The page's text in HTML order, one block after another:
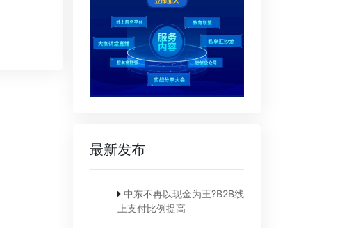
最新发布
中东不再以现金为王?B2B线
上支付比例提高